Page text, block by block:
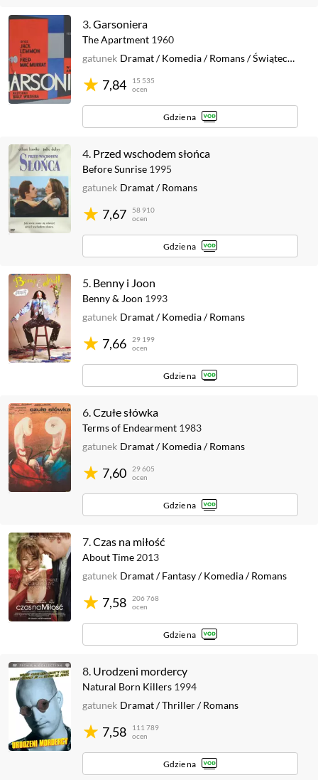
3.Garsoniera
The Apartment 1960
7,84
15 535
ocen
gatunek Dramat/Komedia/Romans/Świąteczny
Gdzie na
4. Przed wschodem słońca
Before Sunrise 1995
7,67
58 910
ocen
gatunek Dramat/Romans
Gdzie na
5. Benny i Joon
Benny & Joon 1993
7,66
29 199
ocen
gatunek Dramat/Komedia/Romans
Gdzie na
6.Czułe słówka
Terms of Endearment 1983
7,60
29 605
ocen
gatunek Dramat/Komedia/Romans
Gdzie na
7.Czas na miłość
About Time 2013
7,58
206 768
ocen
gatunek Dramat/Fantasy/Komedia/Romans
Gdzie na
8. Urodzeni mordercy
Natural Born Killers 1994
7,58
111 789
ocen
gatunek Dramat/Thriller/Romans
Gdzie na